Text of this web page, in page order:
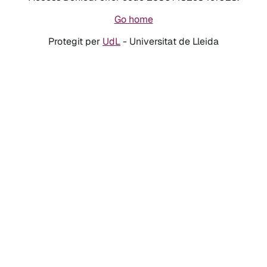
Go home
Protegit per UdL- Universitat de Lleida